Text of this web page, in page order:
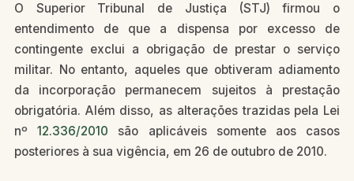
O Superior Tribunal de Justiça (STJ) firmou o
entendimento de que a dispensa por excesso de
contingente exclui a obrigação de prestar o serviço
militar. No entanto, aqueles que obtiveram adiamento
da incorporação permanecem sujeitos à prestação
obrigatória. Além disso, as alterações trazidas pela Lei
nº 12.336/2010 são aplicáveis somente aos casos
posteriores à sua vigência, em 26 de outubro de 2010.